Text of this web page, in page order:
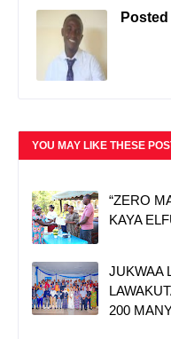
YOU MAY LIKE THESE
“ZERO
KAYA
JUKWAA
200